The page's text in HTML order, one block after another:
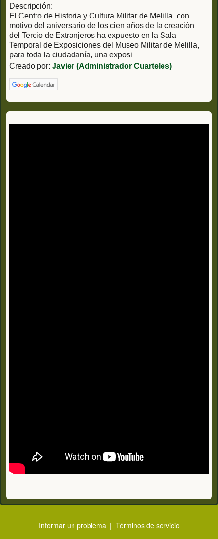
Descripción:
El Centro de Historia y Cultura Militar de Melilla, con
motivo del aniversario de los cien años de la creación
del Tercio de Extranjeros ha expuesto en la Sala
Temporal de Exposiciones del Museo Militar de Melilla,
para toda la ciudadanía, una exposi
Creado por: Javier (Administrador Cuarteles)
Informar un problema| Términos de servicio